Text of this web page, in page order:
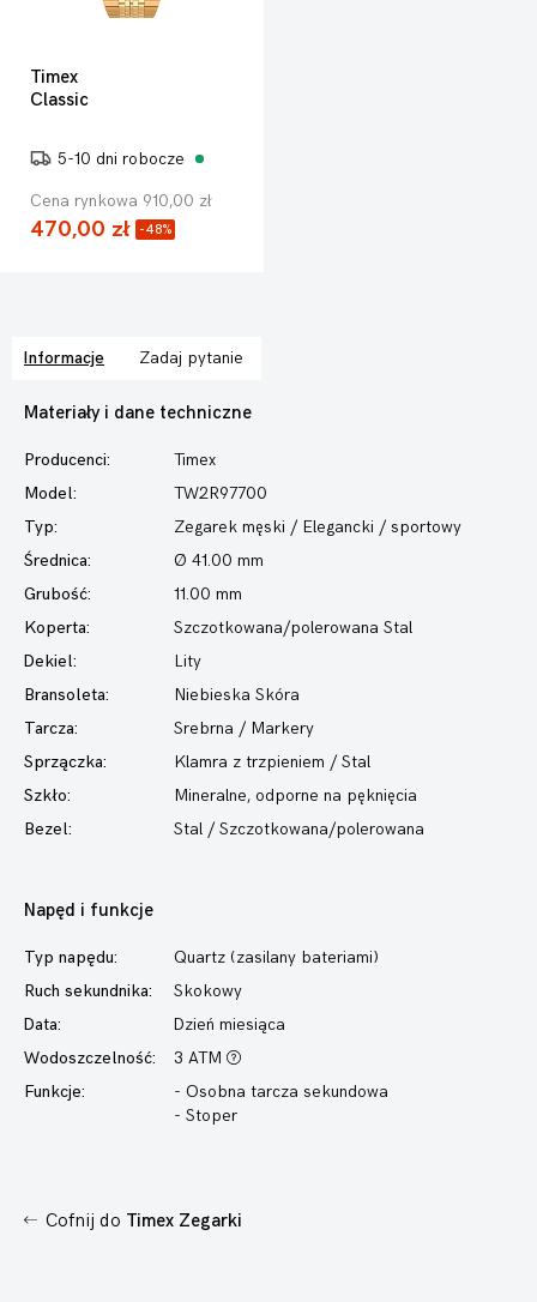
Timex
Classic
5-10 dni robocze
Cena rynkowa 910,00 zł
470,00 zł -48%
Informacje Zadaj pytanie
Materiały i dane techniczne
Producenci:
Timex
Model:
TW2R97700
Typ:
Zegarek męski / Elegancki / sportowy
Średnica:
Ø 41.00 mm
Grubość:
11.00 mm
Koperta:
Szczotkowana/polerowana Stal
Dekiel:
Lity
Bransoleta:
Niebieska Skóra
Tarcza:
Srebrna / Markery
Sprzączka:
Klamra z trzpieniem / Stal
Szkło:
Mineralne, odporne na pęknięcia
Bezel:
Stal / Szczotkowana/polerowana
Napęd i funkcje
Typ napędu:
Quartz (zasilany bateriami)
Ruch sekundnika:
Skokowy
Data:
Dzień miesiąca
Wodoszczelność:
3 ATM
Funkcje:
- Osobna tarcza sekundowa
- Stoper
Cofnij do Timex Zegarki